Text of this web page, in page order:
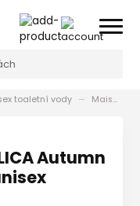
toaletní vody Maison Margiela REPLICA Autumn Vibes toaletní voda unisex
Autumn